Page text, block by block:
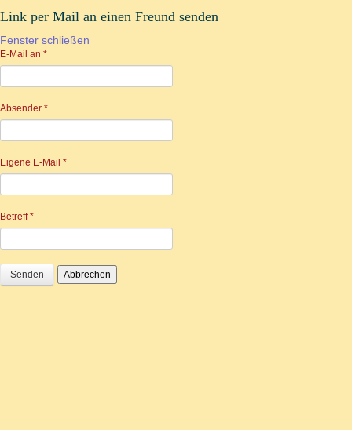
Link per Mail an einen Freund senden
Fenster schließen
E-Mail an *
Absender *
Eigene E-Mail *
Betreff*
Senden Abbrechen